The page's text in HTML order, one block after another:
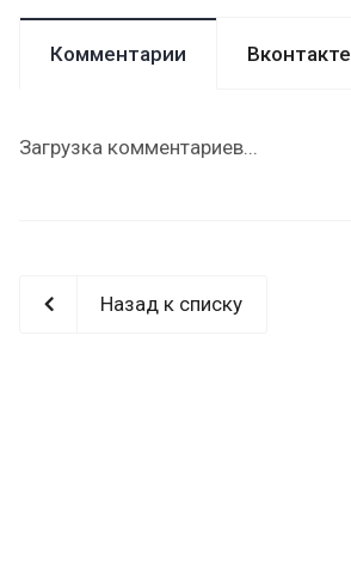
Комментарии Вконтакте
Загрузка комментариев...
Назад к списку